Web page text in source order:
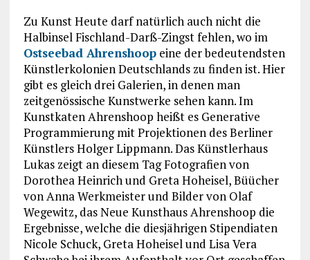
Zu Kunst Heute darf natürlich auch nicht die
Halbinsel Fischland-Darß-Zingst fehlen, wo im
Ostseebad Ahrenshoopeine der bedeutendsten
Künstlerkolonien Deutschlands zu finden ist. Hier
gibt es gleich drei Galerien, in denen man
zeitgenössische Kunstwerke sehen kann. Im
Kunstkaten Ahrenshoop heißt es Generative
Programmierung mit Projektionen des Berliner
Künstlers Holger Lippmann. Das Künstlerhaus
Lukas zeigt an diesem Tag Fotografien von
Dorothea Heinrich und Greta Hoheisel, Büücher
von Anna Werkmeister und Bilder von Olaf
Wegewitz, das Neue Kunsthaus Ahrenshoop die
Ergebnisse, welche die diesjährigen Stipendiaten
Nicole Schuck, Greta Hoheisel und Lisa Vera